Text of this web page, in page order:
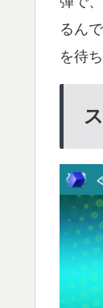
るん
を待